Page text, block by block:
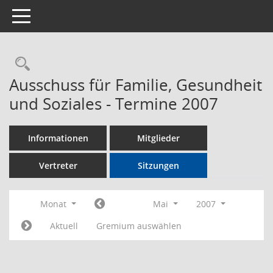
Toggle navigation
Rechercheauswahl
Ausschuss für Familie, Gesundheit
und Soziales - Termine 2007
Informationen Mitglieder
Vertreter Sitzungen
Monat Mai
2007
Aktuell
Gremium auswählen